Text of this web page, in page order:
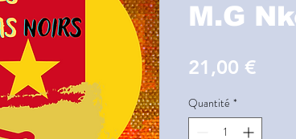
M.G
21,00 €
Quantité *